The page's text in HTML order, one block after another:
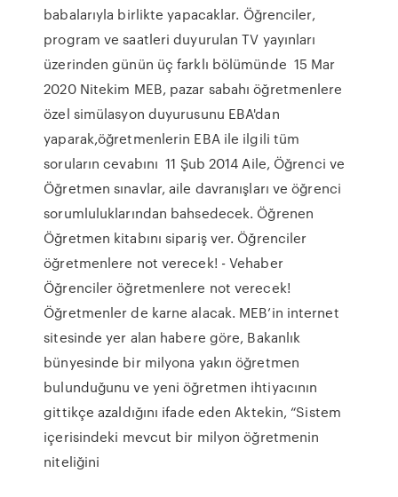
babalarıyla birlikte yapacaklar. Öğrenciler,
program ve saatleri duyurulan TV yayınları
üzerinden günün üç farklı bölümünde 15 Mar
2020 Nitekim MEB, pazar sabahı öğretmenlere
özel simülasyon duyurusunu EBA'dan
yaparak,öğretmenlerin EBA ile ilgili tüm
soruların cevabını 11 Şub 2014 Aile, Öğrenci ve
Öğretmen sınavlar, aile davranışları ve öğrenci
sorumluluklarından bahsedecek. Öğrenen
Öğretmen kitabını sipariş ver. Öğrenciler
öğretmenlere not verecek! - Vehaber
Öğrenciler öğretmenlere not verecek!
Öğretmenler de karne alacak. MEB’in internet
sitesinde yer alan habere göre, Bakanlık
bünyesinde bir milyona yakın öğretmen
bulunduğunu ve yeni öğretmen ihtiyacının
gittikçe azaldığını ifade eden Aktekin, “Sistem
içerisindeki mevcut bir milyon öğretmenin
niteliğini